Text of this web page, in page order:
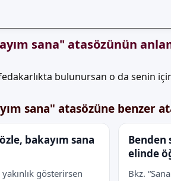
sana" atasözünün
bulunursan o da senin
sana" atasözüne benzer
bakayım sana
gösterirsen
Benden
elinde
Bkz.